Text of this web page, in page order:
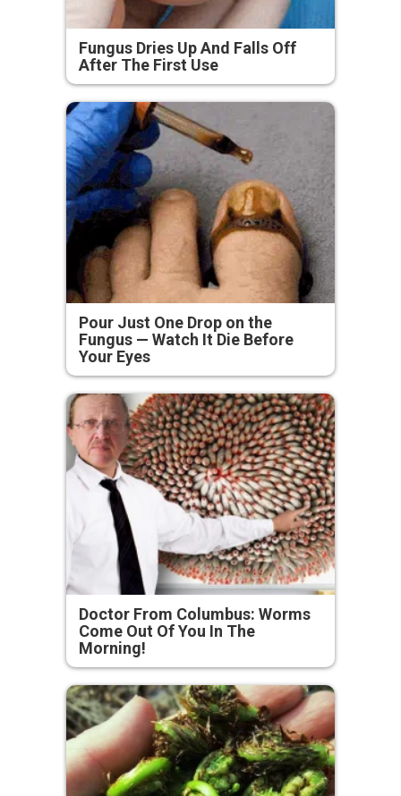
Fungus Dries Up And Falls Off
After The First Use
Pour Just One Drop on the
Fungus — Watch It Die Before
Your Eyes
Doctor From Columbus: Worms
Come Out Of You In The
Morning!